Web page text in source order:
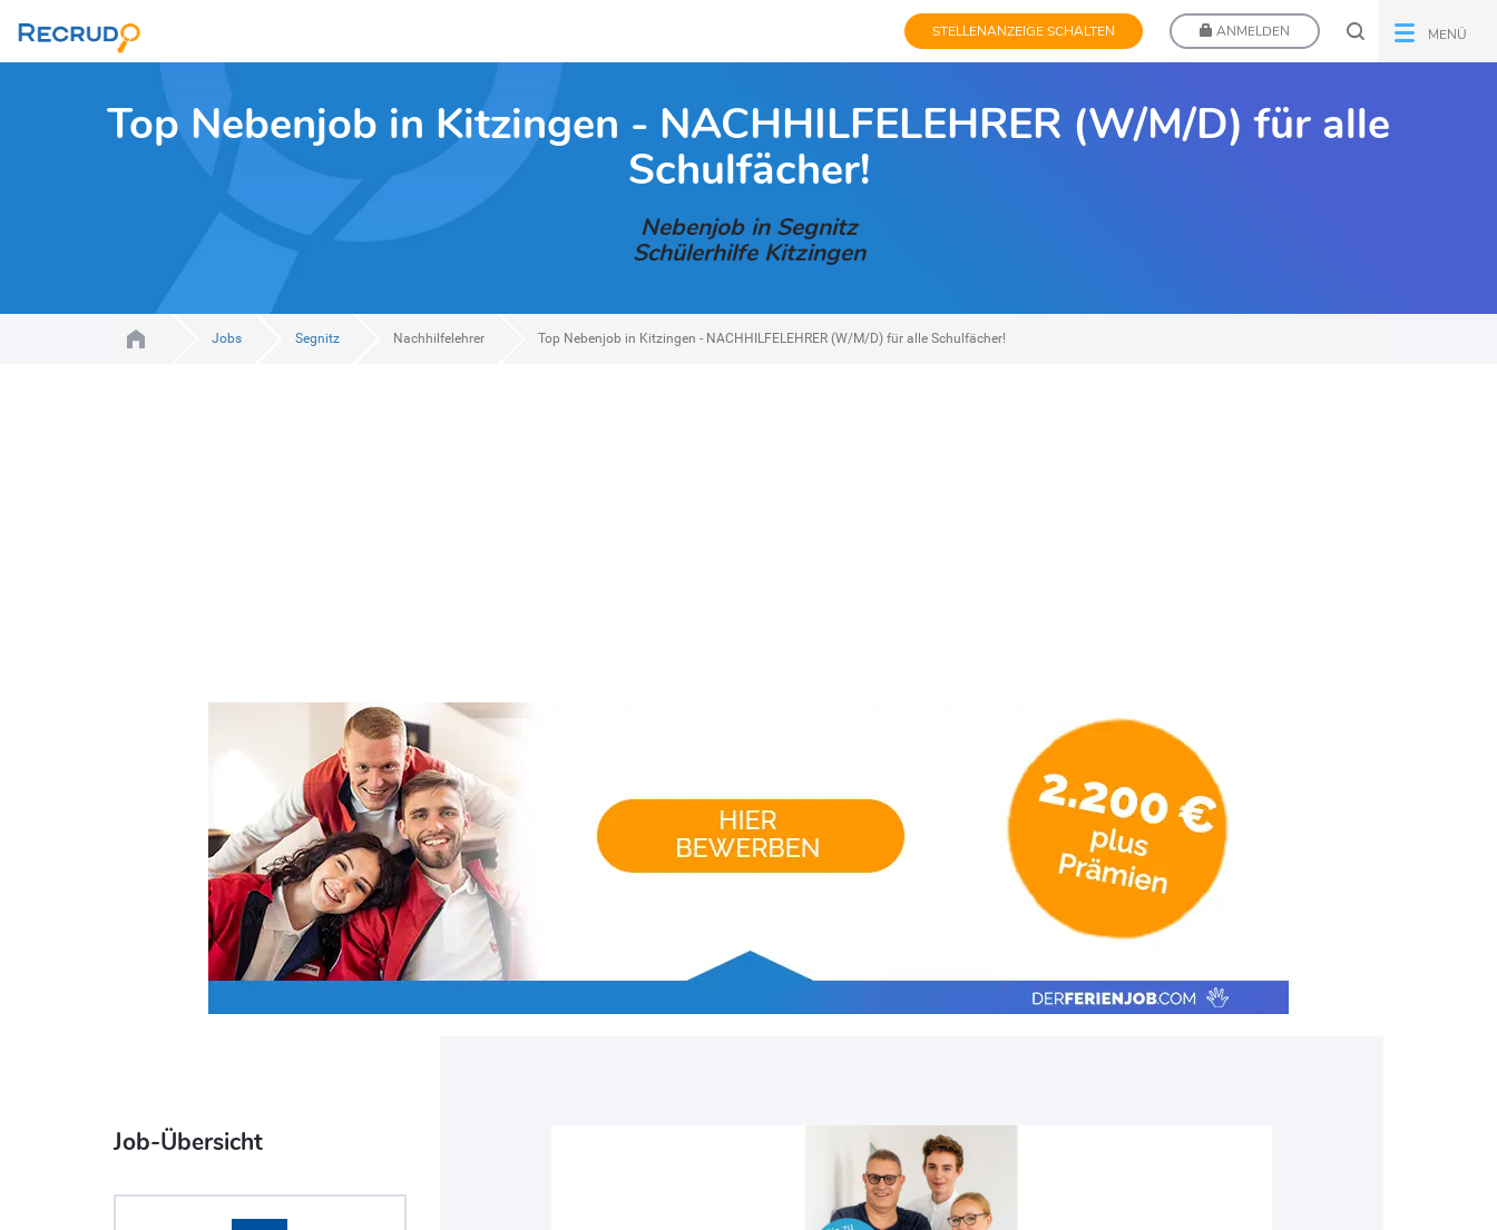
STELLENANZEIGE SCHALTEN ANMELDEN MENÜ
Top Nebenjob in Kitzingen - NACHHILFELEHRER (W/M/D) für alle
Schulfächer!
Nebenjob in Segnitz
Schülerhilfe Kitzingen
Jobs Segnitz Nachhilfelehrer Top Nebenjob in Kitzingen - NACHHILFELEHRER (W/M/D) für alle Schulfächer!
Job-Übersicht